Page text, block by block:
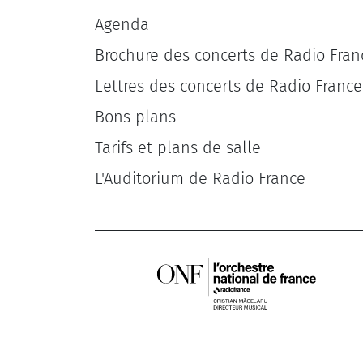
Agenda
Brochure des concerts de Radio
Lettres des concerts de Radio France
Bons plans
Tarifs et plans de salle
L'Auditorium de Radio France